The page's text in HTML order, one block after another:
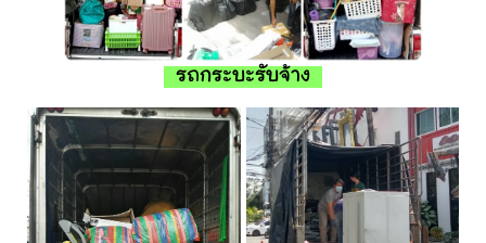
รถกระบะรับจ้าง